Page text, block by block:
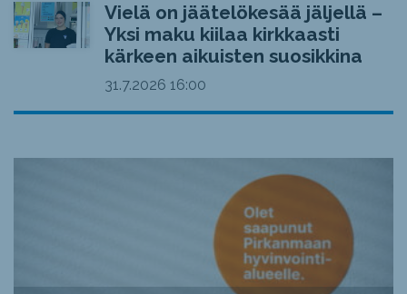
Vielä on jäätelökesää jäljellä –
Yksi maku kiilaa kirkkaasti
kärkeen aikuisten suosikkina
31.7.2026 16:00